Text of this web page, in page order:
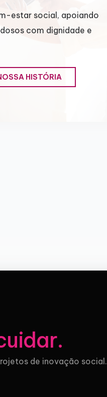
estar social, apoiando
com dignidade e
HISTÓRIA
.
de inovação social.